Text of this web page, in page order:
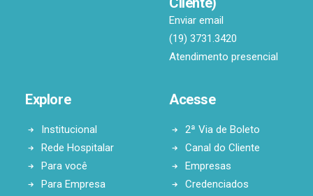
Enviar email
(19) 3731.3420
Atendimento presencial
Explore
Institucional
Rede Hospitalar
Para você
Para Empresa
Acesse
2ª Via de Boleto
Canal do Cliente
Empresas
Credenciados